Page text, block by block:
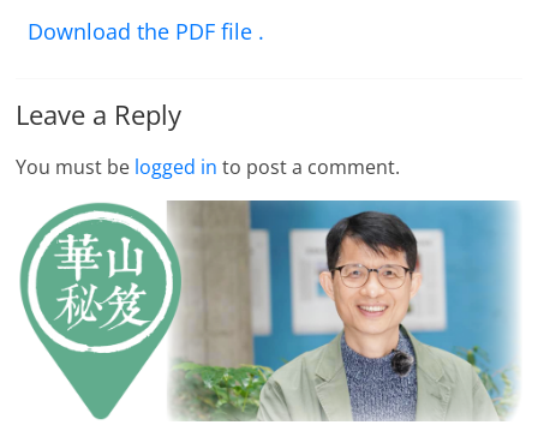
Download the PDF file .
Leave a Reply
You must be logged in to post a comment.